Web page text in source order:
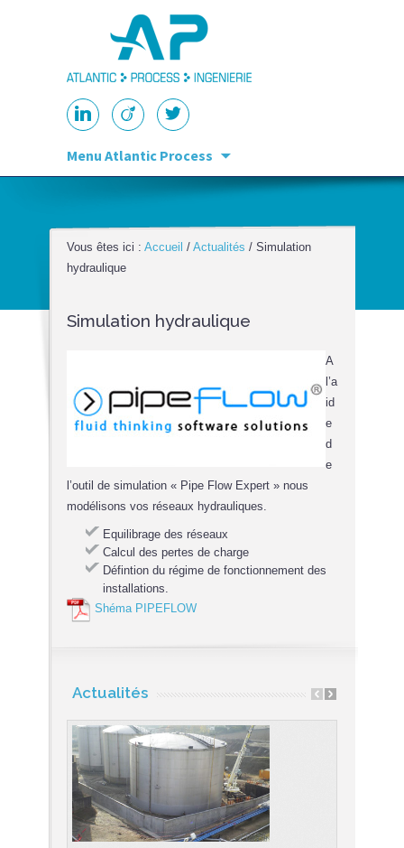
Menu Atlantic Process
Vous êtes ici : Accueil / Actualités / Simulation
hydraulique
Simulation hydraulique
A
l’a
id
e
d
e
l’outil de simulation « Pipe Flow Expert » nous
modélisons vos réseaux hydrauliques.
Equilibrage des réseaux
Calcul des pertes de charge
Défintion du régime de fonctionnement des
installations.
Shéma PIPEFLOW
Actualités